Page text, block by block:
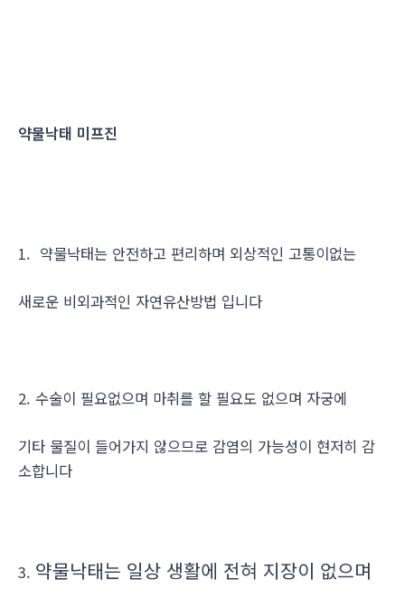
약물낙태 미프진
1. 약물낙태는 안전하고 편리하며 외상적인 고통이없는
새로운 비외과적인 자연유산방법 입니다
2. 수술이 필요없으며 마취를 할 필요도 없으며 자궁에
기타 물질이 들어가지 않으므로 감염의 가능성이 현저히 감
소합니다
3. 약물낙태는 일상 생활에 전혀 지장이 없으며